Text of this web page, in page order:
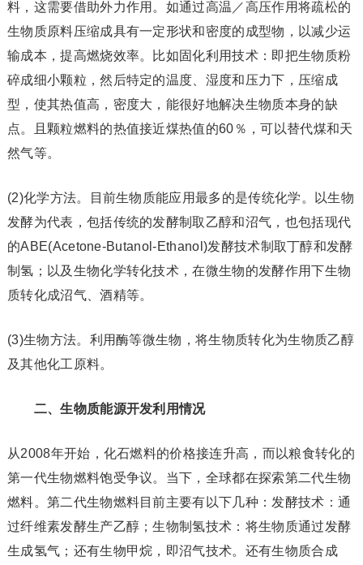
料，这需要借助外力作用。如通过高温／高压作用将疏松的
生物质原料压缩成具有一定形状和密度的成型物，以减少运
输成本，提高燃烧效率。比如固化利用技术：即把生物质粉
碎成细小颗粒，然后特定的温度、湿度和压力下，压缩成
型，使其热值高，密度大，能很好地解决生物质本身的缺
点。且颗粒燃料的热值接近煤热值的60％，可以替代煤和天
然气等。
(2)化学方法。目前生物质能应用最多的是传统化学。以生物
发酵为代表，包括传统的发酵制取乙醇和沼气，也包括现代
的ABE(Acetone-Butanol-Ethanol)发酵技术制取丁醇和发酵
制氢；以及生物化学转化技术，在微生物的发酵作用下生物
质转化成沼气、酒精等。
(3)生物方法。利用酶等微生物，将生物质转化为生物质乙醇
及其他化工原料。
二、生物质能源开发利用情况
从2008年开始，化石燃料的价格接连升高，而以粮食转化的
第一代生物燃料饱受争议。当下，全球都在探索第二代生物
燃料。第二代生物燃料目前主要有以下几种：发酵技术：通
过纤维素发酵生产乙醇；生物制氢技术：将生物质通过发酵
生成氢气；还有生物甲烷，即沼气技术。还有生物质合成